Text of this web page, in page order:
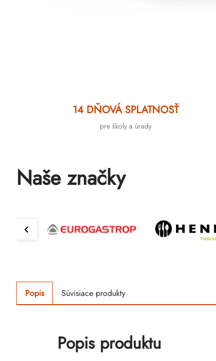
14 DŇOVÁ SPLATNOSŤ
pre školy a úrady
Naše značky
Popis Súvisiace produkty
Popis produktu